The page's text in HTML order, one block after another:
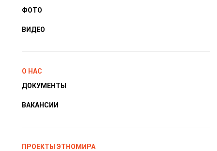
ФОТО
ВИДЕО
О НАС
ДОКУМЕНТЫ
ВАКАНСИИ
ПРОЕКТЫ ЭТНОМИРА